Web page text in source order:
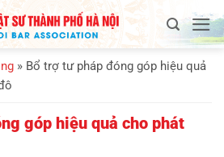
» Bổ trợ tư pháp đóng góp hiệu quả
góp hiệu quả cho phát